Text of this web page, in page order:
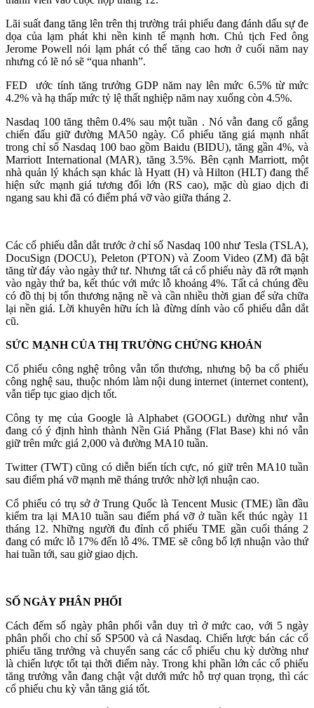
Lãi suất đang tăng lên trên thị trường trái phiếu đang đánh dấu sự đe
dọa của lạm phát khi nền kinh tế mạnh hơn. Chủ tịch Fed ông
Jerome Powell nói lạm phát có thể tăng cao hơn ở cuối năm nay
nhưng có lẽ nó sẽ “qua nhanh”.
FED ước tính tăng trưởng GDP năm nay lên mức 6.5% từ mức
4.2% và hạ thấp mức tỷ lệ thất nghiệp năm nay xuống còn 4.5%.
Nasdaq 100 tăng thêm 0.4% sau một tuần . Nó vẫn đang cố gắng
chiến đấu giữ đường MA50 ngày. Cổ phiếu tăng giá mạnh nhất
trong chỉ số Nasdaq 100 bao gồm Baidu (BIDU), tăng gần 4%, và
Marriott International (MAR), tăng 3.5%. Bên cạnh Marriott, một
nhà quản lý khách sạn khác là Hyatt (H) và Hilton (HLT) đang thể
hiện sức mạnh giá tương đối lớn (RS cao), mặc dù giao dịch đi
ngang sau khi đã có điểm phá vỡ vào giữa tháng 2.
Các cổ phiếu dẫn dắt trước ở chỉ số Nasdaq 100 như Tesla (TSLA),
DocuSign (DOCU), Peleton (PTON) và Zoom Video (ZM) đã bật
tăng từ đáy vào ngày thứ tư. Nhưng tất cả cổ phiếu này đã rớt mạnh
vào ngày thứ ba, kết thúc với mức lỗ khoảng 4%. Tất cả chúng đều
có đồ thị bị tổn thương nặng nề và cần nhiều thời gian để sửa chữa
lại nền giá. Lời khuyên hữu ích là đừng dính vào cổ phiếu dẫn dắt
cũ.
SỨC MẠNH CỦA THỊ TRƯỜNG CHỨNG KHOÁN
Cổ phiếu công nghệ trông vẫn tổn thương, nhưng bộ ba cổ phiếu
công nghệ sau, thuộc nhóm làm nội dung internet (internet content),
vẫn tiếp tục giao dịch tốt.
Công ty mẹ của Google là Alphabet (GOOGL) dường như vẫn
đang có ý định hình thành Nền Giá Phẳng (Flat Base) khi nó vẫn
giữ trên mức giá 2,000 và đường MA10 tuần.
Twitter (TWT) cũng có diễn biến tích cực, nó giữ trên MA10 tuần
sau điểm phá vỡ mạnh mẽ tháng trước nhờ lợi nhuận cao.
Cổ phiếu có trụ sở ở Trung Quốc là Tencent Music (TME) lần đầu
kiểm tra lại MA10 tuần sau điểm phá vỡ ở tuần kết thúc ngày 11
tháng 12. Những người đu đỉnh cổ phiếu TME gần cuối tháng 2
đang có mức lỗ 17% đến lỗ 4%. TME sẽ công bố lợi nhuận vào thứ
hai tuần tới, sau giờ giao dịch.
SỐ NGÀY PHÂN PHỐI
Cách đếm số ngày phân phối vẫn duy trì ở mức cao, với 5 ngày
phân phối cho chỉ số SP500 và cả Nasdaq. Chiến lược bán các cổ
phiếu tăng trưởng và chuyển sang các cổ phiếu chu kỳ dường như
là chiến lược tốt tại thời điểm này. Trong khi phần lớn các cổ phiếu
tăng trưởng vẫn đang chật vật dưới mức hỗ trợ quan trọng, thì các
cổ phiếu chu kỳ vẫn tăng giá tốt.